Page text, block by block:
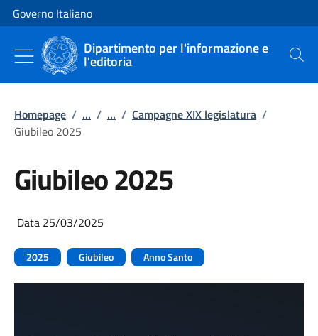
Vai al contenuto
Vai alla navigazione del sito
Governo Italiano
Dipartimento per l'informazione e
l'editoria Cerca
Homepage / ... / ... / Campagne XIX legislatura /
Giubileo 2025
Giubileo 2025
Data 25/03/2025
2025 Giubileo Anno Santo